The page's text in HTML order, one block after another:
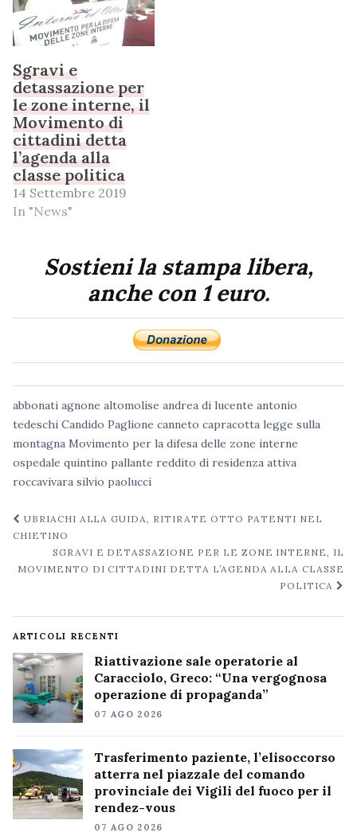
Sgravi e
detassazione per
le zone interne, il
Movimento di
cittadini detta
l’agenda alla
classe politica
14 Settembre 2019
In "News"
Sostieni la stampa libera,
anche con 1 euro.
abbonati agnone altomolise andrea di lucente antonio
tedeschi Candido Paglione canneto capracotta legge sulla
montagna Movimento per la difesa delle zone interne
ospedale quintino pallante reddito di residenza attiva
roccavivara silvio paolucci
Navigazione
post
UBRIACHI ALLA GUIDA, RITIRATE OTTO PATENTI NEL
CHIETINO
SGRAVI E DETASSAZIONE PER LE ZONE INTERNE, IL
MOVIMENTO DI CITTADINI DETTA L’AGENDA ALLA CLASSE
POLITICA
ARTICOLI RECENTI
Riattivazione sale operatorie al
Caracciolo, Greco: “Una vergognosa
operazione di propaganda”
07 AGO 2026
Trasferimento paziente, l’elisoccorso
atterra nel piazzale del comando
provinciale dei Vigili del fuoco per il
rendez-vous
07 AGO 2026